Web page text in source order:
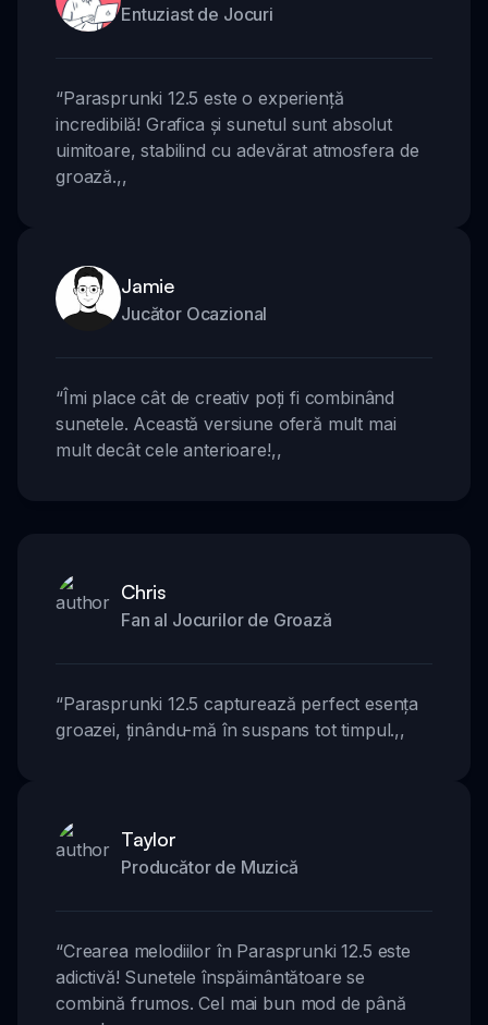
Entuziast de Jocuri
“Parasprunki 12.5 este o experiență
incredibilă! Grafica și sunetul sunt absolut
uimitoare, stabilind cu adevărat atmosfera de
groază.,,
Jamie
Jucător Ocazional
“Îmi place cât de creativ poți fi combinând
sunetele. Această versiune oferă mult mai
mult decât cele anterioare!,,
Chris
Fan al Jocurilor de Groază
“Parasprunki 12.5 capturează perfect esența
groazei, ținându-mă în suspans tot timpul.,,
Taylor
Producător de Muzică
“Crearea melodiilor în Parasprunki 12.5 este
adictivă! Sunetele înspăimântătoare se
combină frumos. Cel mai bun mod de până